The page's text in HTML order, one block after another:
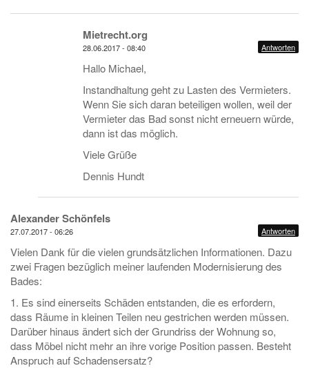
Mietrecht.org
28.06.2017 - 08:40 Antworten
Hallo Michael,
Instandhaltung geht zu Lasten des Vermieters.
Wenn Sie sich daran beteiligen wollen, weil der
Vermieter das Bad sonst nicht erneuern würde,
dann ist das möglich.
Viele Grüße
Dennis Hundt
Alexander Schönfels
27.07.2017 - 06:26 Antworten
Vielen Dank für die vielen grundsätzlichen Informationen. Dazu
zwei Fragen bezüglich meiner laufenden Modernisierung des
Bades:
1. Es sind einerseits Schäden entstanden, die es erfordern,
dass Räume in kleinen Teilen neu gestrichen werden müssen.
Darüber hinaus ändert sich der Grundriss der Wohnung so,
dass Möbel nicht mehr an ihre vorige Position passen. Besteht
Anspruch auf Schadensersatz?